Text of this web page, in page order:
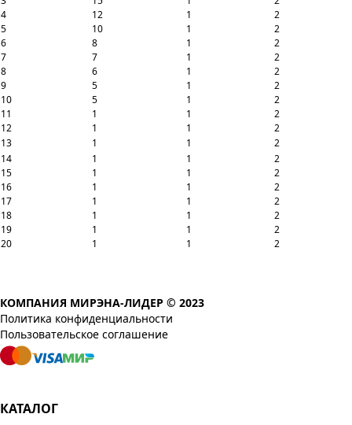
4
12 1
2
5
10 1
2
6
8 1
2
7
7 1
2
8
6 1
2
9
5 1
2
10
5 1
2
11
1 1
2
12
1 1
2
13
1 1
2
14
1 1
2
15
1 1
2
16
1 1
2
17
1 1
2
18
1 1
2
19
1 1
2
20
1 1 2
КОМПАНИЯ МИРЭНА-ЛИДЕР © 2023
Политика конфиденциальности
Пользовательское соглашение
КАТАЛОГ